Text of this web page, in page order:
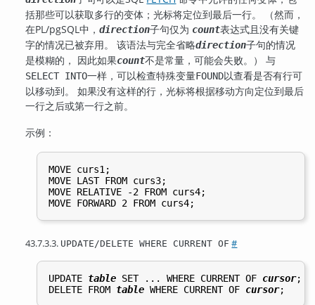
括那些可以获取多行的变体；光标将定位到最后一行。 （然而，
在PL/pgSQL中，direction子句仅为 count表达式且没有关键
字的情况已被弃用。 该语法与完全省略direction子句的情况
是模糊的， 因此如果count不是常量，可能会失败。） 与
SELECT INTO一样，可以检查特殊变量FOUND以查看是否有行可
以移动到。 如果没有这样的行，光标将根据移动方向定位到最后
一行之后或第一行之前。
示例：
MOVE curs1;
MOVE LAST FROM curs3;
MOVE RELATIVE -2 FROM curs4;
43.7.3.3. UPDATE/DELETE WHERE CURRENT OF #
UPDATE table SET ... WHERE CURRENT OF cursor;
DELETE FROM table WHERE CURRENT OF cursor